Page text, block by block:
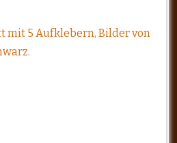
mit 5 Aufklebern, Bilder von